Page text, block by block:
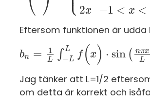
2x
−1 < x <
Eftersom funktionen är udda
bn = 1
L ∫ L
−L f(x) ⋅ sin ( nπx
L
bn =1L -L f (x) sin nπ L dx
Jag tänker att L=1/2
om detta är korrekt och